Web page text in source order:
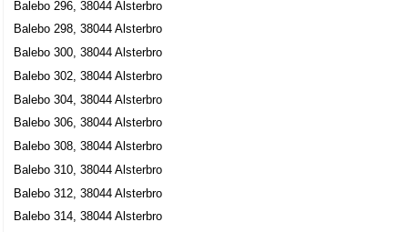
Balebo 296, 38044 Alsterbro
Balebo 298, 38044 Alsterbro
Balebo 300, 38044 Alsterbro
Balebo 302, 38044 Alsterbro
Balebo 304, 38044 Alsterbro
Balebo 306, 38044 Alsterbro
Balebo 308, 38044 Alsterbro
Balebo 310, 38044 Alsterbro
Balebo 312, 38044 Alsterbro
Balebo 314, 38044 Alsterbro